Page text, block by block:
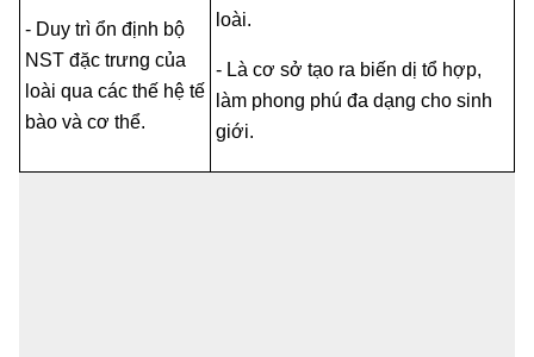
- Duy trì ổn định bộ
NST đặc trưng của
loài qua các thế hệ tế
bào và cơ thể.
loài.
- Là cơ sở tạo ra biến dị tổ hợp,
làm phong phú đa dạng cho sinh
giới.